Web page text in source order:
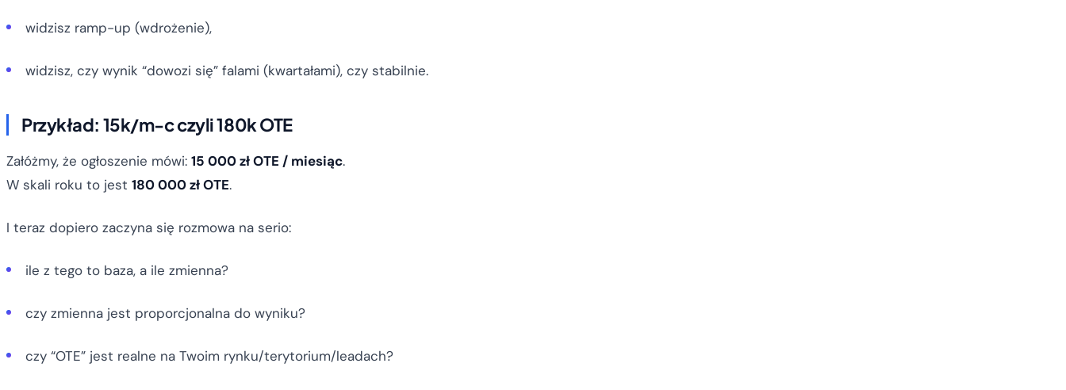
widzisz ramp-up (wdrożenie),
widzisz, czy wynik “dowozi się” falami (kwartałami), czy stabilnie.
Przykład: 15k/m-c czyli 180k OTE
Załóżmy, że ogłoszenie mówi: 15 000 zł OTE / miesiąc.
W skali roku to jest 180 000 zł OTE.
I teraz dopiero zaczyna się rozmowa na serio:
ile z tego to baza, a ile zmienna?
czy zmienna jest proporcjonalna do wyniku?
czy “OTE” jest realne na Twoim rynku/terytorium/leadach?